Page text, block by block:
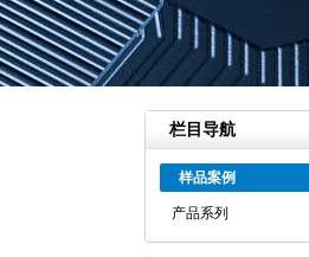
栏目导航
样品案例
产品系列